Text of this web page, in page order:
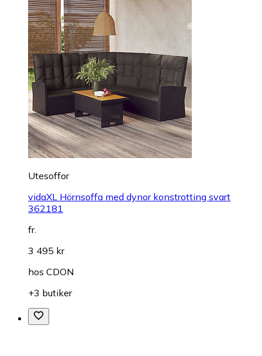
Utesoffor
vidaXL Hörnsoffa med dynor konstrotting svart
362181
fr.
3 495 kr
hos CDON
+3 butiker